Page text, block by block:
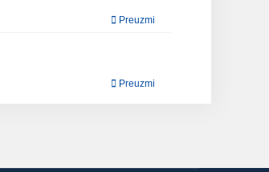
Preuzmi
Preuzmi